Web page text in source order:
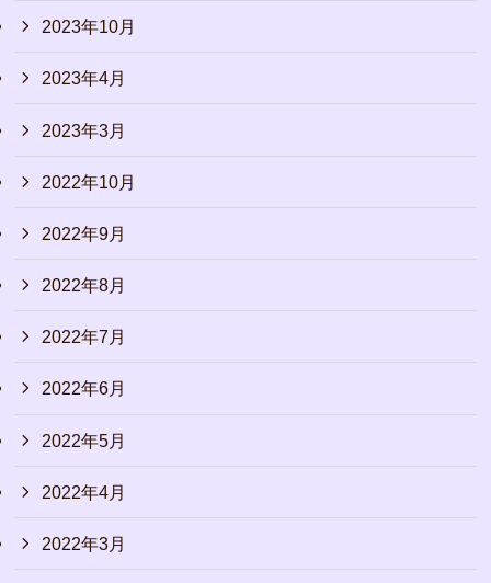
2023年10月
2023年4月
2023年3月
2022年10月
2022年9月
2022年8月
2022年7月
2022年6月
2022年5月
2022年4月
2022年3月